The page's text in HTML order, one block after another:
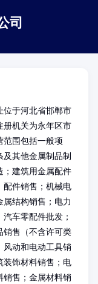
司
位于河北省邯郸市
册机关为永年区市
范围包括一般项
及其他金属制品制
；建筑用金属配件
配件销售；机械电
结构销售；电力
车零配件批发；
销售（不含许可类
风动和电动工具销
装饰材料销售；电
销售；金属材料销